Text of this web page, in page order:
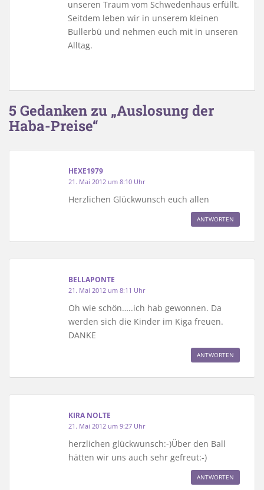
unseren Traum vom Schwedenhaus erfüllt.
Seitdem leben wir in unserem kleinen
Bullerbü und nehmen euch mit in unseren
Alltag.
5 Gedanken zu „Auslosung der
Haba-Preise“
HEXE1979
21. Mai 2012 um 8:10 Uhr
Herzlichen Glückwunsch euch allen
ANTWORTEN
BELLAPONTE
21. Mai 2012 um 8:11 Uhr
Oh wie schön…..ich hab gewonnen. Da
werden sich die Kinder im Kiga freuen.
DANKE
ANTWORTEN
KIRA NOLTE
21. Mai 2012 um 9:27 Uhr
herzlichen glückwunsch:-)Über den Ball
hätten wir uns auch sehr gefreut:-)
ANTWORTEN